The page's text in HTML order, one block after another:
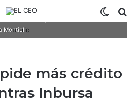
Montiel
más crédito
Inbursa